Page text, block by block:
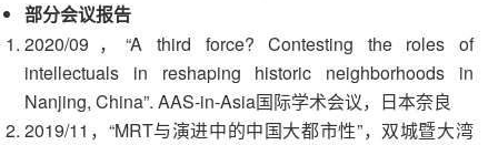
部分会议报告
2020/09，“A third force? Contesting the roles of
intellectuals in reshaping historic neighborhoods in
Nanjing, China”. AAS-in-Asia国际学术会议，日本奈良
2019/11，“MRT与演进中的中国大都市性”，双城暨大湾